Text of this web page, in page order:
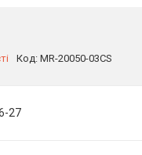
Код: MR-20050-03CS
27